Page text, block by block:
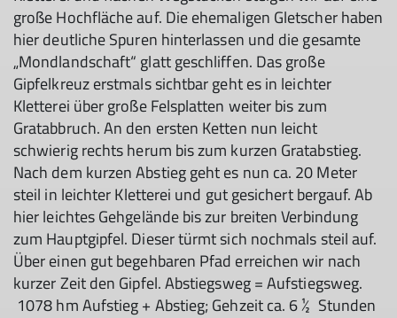
große Hochfläche auf. Die ehemaligen Gletscher haben
hier deutliche Spuren hinterlassen und die gesamte
„Mondlandschaft“ glatt geschliffen. Das große
Gipfelkreuz erstmals sichtbar geht es in leichter
Kletterei über große Felsplatten weiter bis zum
Gratabbruch. An den ersten Ketten nun leicht
schwierig rechts herum bis zum kurzen Gratabstieg.
Nach dem kurzen Abstieg geht es nun ca. 20 Meter
steil in leichter Kletterei und gut gesichert bergauf. Ab
hier leichtes Gehgelände bis zur breiten Verbindung
zum Hauptgipfel. Dieser türmt sich nochmals steil auf.
Über einen gut begehbaren Pfad erreichen wir nach
kurzer Zeit den Gipfel. Abstiegsweg = Aufstiegsweg.
1078 hm Aufstieg + Abstieg; Gehzeit ca. 6 ½ Stunden